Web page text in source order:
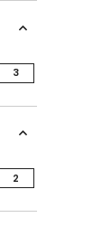
3Artikel gefunden
2